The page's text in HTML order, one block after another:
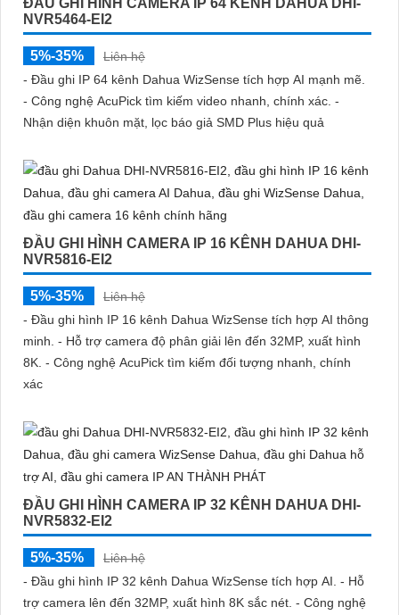
ĐẦU GHI HÌNH CAMERA IP 64 KÊNH DAHUA DHI-
NVR5464-EI2
5%-35%
Liên hệ
- Đầu ghi IP 64 kênh Dahua WizSense tích hợp AI mạnh mẽ.
- Công nghệ AcuPick tìm kiếm video nhanh, chính xác. -
Nhận diện khuôn mặt, lọc báo giả SMD Plus hiệu quả
ĐẦU GHI HÌNH CAMERA IP 16 KÊNH DAHUA DHI-
NVR5816-EI2
5%-35%
Liên hệ
- Đầu ghi hình IP 16 kênh Dahua WizSense tích hợp AI thông
minh. - Hỗ trợ camera độ phân giải lên đến 32MP, xuất hình
8K. - Công nghệ AcuPick tìm kiếm đối tượng nhanh, chính
xác
ĐẦU GHI HÌNH CAMERA IP 32 KÊNH DAHUA DHI-
NVR5832-EI2
5%-35%
Liên hệ
- Đầu ghi hình IP 32 kênh Dahua WizSense tích hợp AI. - Hỗ
trợ camera lên đến 32MP, xuất hình 8K sắc nét. - Công nghệ